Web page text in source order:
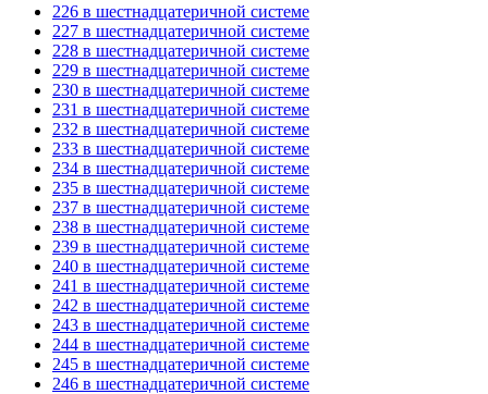
226 в шестнадцатеричной системе
227 в шестнадцатеричной системе
228 в шестнадцатеричной системе
229 в шестнадцатеричной системе
230 в шестнадцатеричной системе
231 в шестнадцатеричной системе
232 в шестнадцатеричной системе
233 в шестнадцатеричной системе
234 в шестнадцатеричной системе
235 в шестнадцатеричной системе
237 в шестнадцатеричной системе
238 в шестнадцатеричной системе
239 в шестнадцатеричной системе
240 в шестнадцатеричной системе
241 в шестнадцатеричной системе
242 в шестнадцатеричной системе
243 в шестнадцатеричной системе
244 в шестнадцатеричной системе
245 в шестнадцатеричной системе
246 в шестнадцатеричной системе